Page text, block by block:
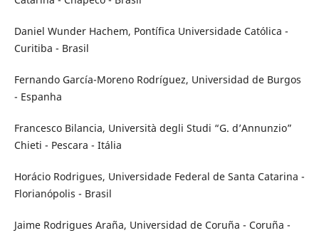
Daniel Wunder Hachem, Pontífica Universidade Católica -
Curitiba - Brasil
Fernando García-Moreno Rodríguez, Universidad de Burgos
- Espanha
Francesco Bilancia, Università degli Studi “G. d’Annunzio”
Chieti - Pescara - Itália
Horácio Rodrigues, Universidade Federal de Santa Catarina -
Florianópolis - Brasil
Jaime Rodrigues Araña, Universidad de Coruña - Coruña -